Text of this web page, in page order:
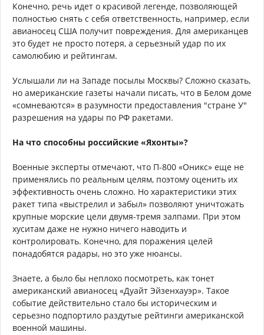
Конечно, речь идет о красивой легенде, позволяющей
полностью снять с себя ответственность, например, если
авианосец США получит повреждения. Для американцев
это будет не просто потеря, а серьезный удар по их
самолюбию и рейтингам.
Услышали ли на Западе посылы Москвы? Сложно сказать,
но американские газеты начали писать, что в Белом доме
«сомневаются» в разумности предоставления "стране У"
разрешения на удары по РФ ракетами.
На что способны российские «Яхонты»?
Военные эксперты отмечают, что П-800 «Оникс» еще не
применялись по реальным целям, поэтому оценить их
эффективность очень сложно. Но характеристики этих
ракет типа «выстрелил и забыл» позволяют уничтожать
крупные морские цели двумя-тремя залпами. При этом
хуситам даже не нужно ничего наводить и
контролировать. Конечно, для поражения целей
понадобятся радары, но это уже нюансы.
Знаете, а было бы неплохо посмотреть, как тонет
американский авианосец «Дуайт Эйзенхауэр». Такое
событие действительно стало бы историческим и
серьезно подпортило раздутые рейтинги американской
военной машины.